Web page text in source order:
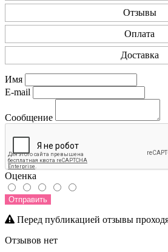
Отзывы
Оплата
Доставка
Имя
E-mail
Сообщение
Оценка
Отправить
Перед публикацией отзывы
Отзывов нет